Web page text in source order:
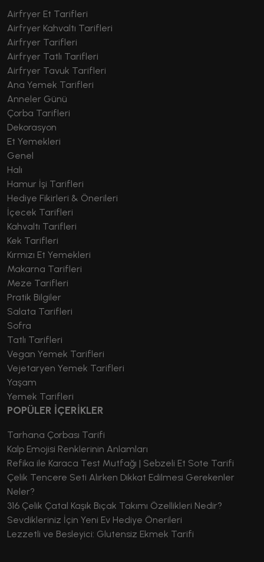
Airfryer Et Tarifleri
Airfryer Kahvaltı Tarifleri
Airfryer Tarifleri
Airfryer Tatlı Tarifleri
Airfryer Tavuk Tarifleri
Ana Yemek Tarifleri
Anneler Günü
Çorba Tarifleri
Dekorasyon
Et Yemekleri
Genel
Halı
Hamur İşi Tarifleri
Hediye Fikirleri & Önerileri
İçecek Tarifleri
Kahvaltı Tarifleri
Kek Tarifleri
Kırmızı Et Yemekleri
Makarna Tarifleri
Meze Tarifleri
Pratik Bilgiler
Salata Tarifleri
Sofra
Tatlı Tarifleri
Vegan Yemek Tarifleri
Vejetaryen Yemek Tarifleri
Yaşam
Yemek Tarifleri
POPÜLER İÇERİKLER
Tarhana Çorbası Tarifi
Kalp Emojisi Renklerinin Anlamları
Refika ile Karaca Test Mutfağı | Sebzeli Et Sote Tarifi
Çelik Tencere Seti Alırken Dikkat Edilmesi Gerekenler
Neler?
316 Çelik Çatal Kaşık Bıçak Takımı Özellikleri Nedir?
Sevdikleriniz İçin Yeni Ev Hediye Önerileri
Lezzetli ve Besleyici: Glutensiz Ekmek Tarifi